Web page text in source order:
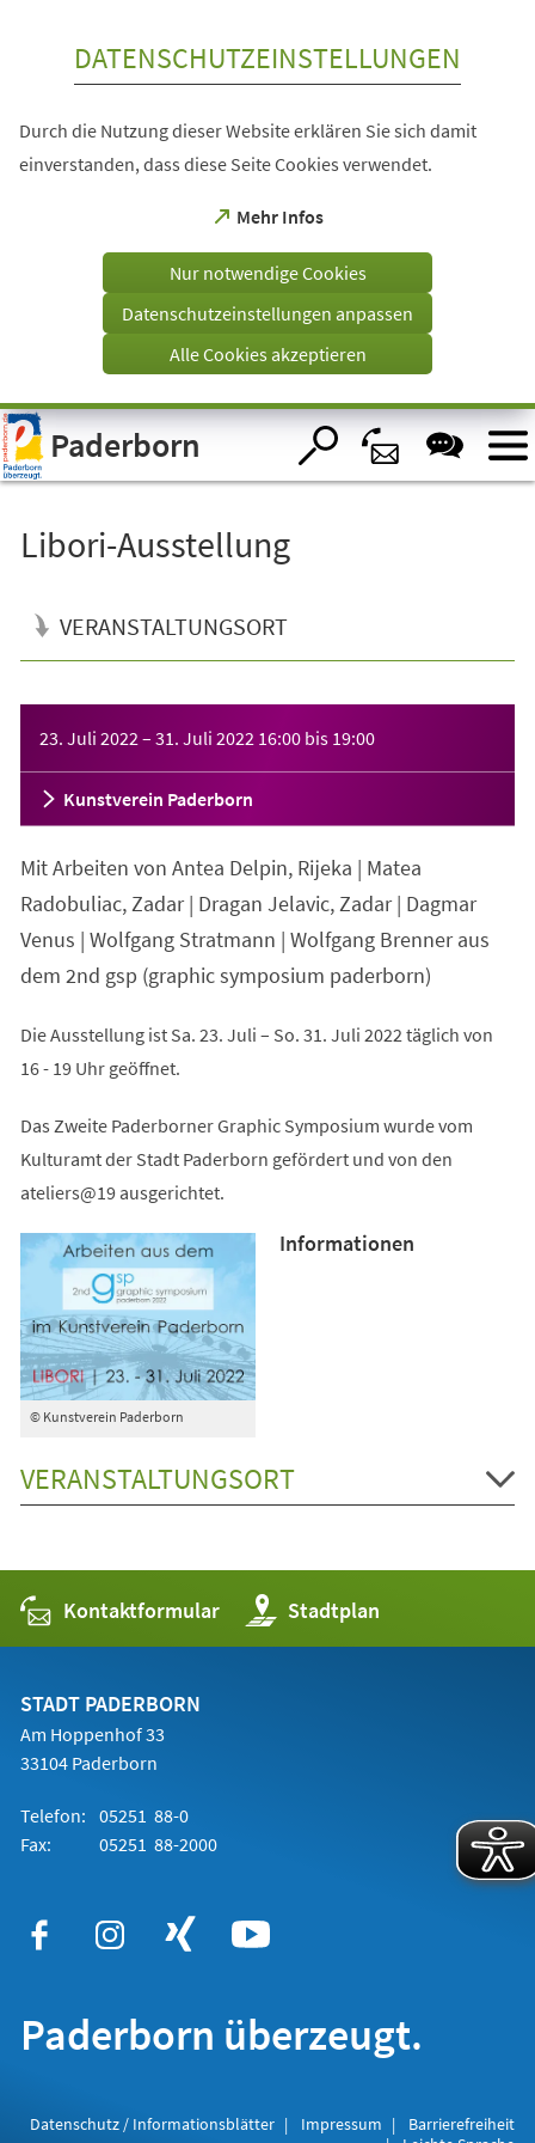
Visuelle
Assistenzsoftware
öffnen.
DATENSCHUTZEINSTELLUNGEN
Durch die Nutzung dieser Website erklären Sie sich damit
einverstanden, dass diese Seite Cookies verwendet.
Mehr Infos
(Öffnet
einem
Tab)
Nur notwendige Cookies
Datenschutzeinstellungen anpassen
Alle Cookies akzeptieren
Paderborn
Libori-Ausstellung
VERANSTALTUNGSORT
23. Juli 2022 – 31. Juli 2022 16:00 bis 19:00
Kunstverein Paderborn
Mit Arbeiten von Antea Delpin, Rĳeka | Matea
Radobuliac, Zadar | Dragan Jelavic, Zadar | Dagmar
Venus | Wolfgang Stratmann | Wolfgang Brenner aus
dem 2nd gsp (graphic symposium paderborn)
Die Ausstellung ist Sa. 23. Juli – So. 31. Juli 2022 täglich von
16 - 19 Uhr geöffnet.
Das Zweite Paderborner Graphic Symposium wurde vom
Kulturamt der Stadt Paderborn gefördert und von den
ateliers@19 ausgerichtet.
© Kunstverein Paderborn
Informationen
VERANSTALTUNGSORT
Kontaktformular Stadtplan
(Öffnet
in
einem
STADT PADERBORN
Am Hoppenhof 33
33104 Paderborn
Telefon: 05251 88-0
Fax:
05251 88-2000
Paderborn überzeugt.
Datenschutz / Informationsblätter Impressum
Barrierefreiheit